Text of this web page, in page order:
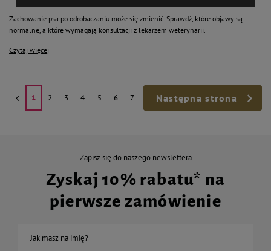
Zachowanie psa po odrobaczaniu może się zmienić. Sprawdź, które objawy są
normalne, a które wymagają konsultacji z lekarzem weterynarii.
Czytaj więcej
1 2 3 4 5 6 7 Następna strona
Zapisz się do naszego newslettera
Zyskaj 10% rabatu* na
pierwsze zamówienie
Jak masz na imię?